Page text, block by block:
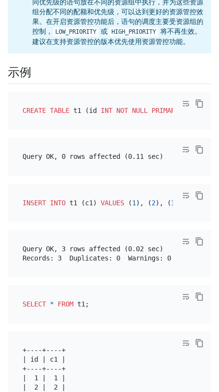
同优先级的语句放在不同的资源组中执行，并为这些资源
组分配不同的配额和优先级，可以达到更好的资源管控效
果。在开启资源管控功能后，语句的调度主要受资源组的
控制，
LOW_PRIORITY 或 HIGH_PRIORITY
将不再生效。
建议在支持资源管控的版本优先使用资源管控功能。
示例
CREATE TABLE t1 (id INT NOT NULL PRIMARY KEY
INSERT INTO t1 (c1) VALUES (1 ), (2), (3
Query OK, 3 rows affected (0.02 sec)
Records: 3  Duplicates: 0  Warnings: 0
SELECT * FROM
+----+----+
| id | c1 |
+----+----+
|  1 |  1 |
|  2 |  2 |